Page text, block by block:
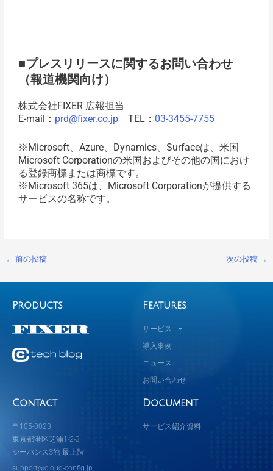
■プレスリリースに関するお問い合わせ
（報道機関向け）
株式会社FIXER 広報担当
E-mail： prd@fixer.co.jpTEL： 03-3455-7755
※Microsoft、Azure、Dynamics、Surfaceは、米国
Microsoft Corporationの米国およびその他の国におけ
る登録商標または商標です。
※Microsoft 365は、Microsoft Corporationが提供する
サービスの名称です。
← 前の投稿 次の投稿 →
Products Features
サービス
導入事例
ニュース
お問い合わせ
Contact
〒105-0023
東京都港区芝浦1-2-3
シーバンスS館 最上階
support@cloud-config.jp
Document
サービス紹介資料